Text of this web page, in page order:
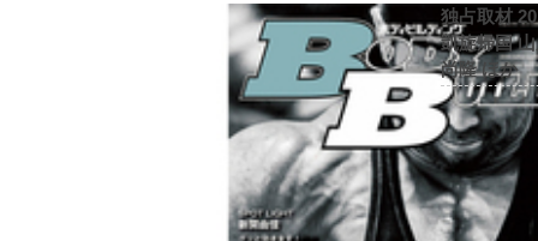
独占取材
凱旋帰国
尚隆 ほか